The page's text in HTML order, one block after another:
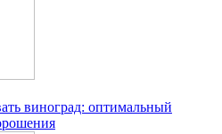
виноград: оптимальный